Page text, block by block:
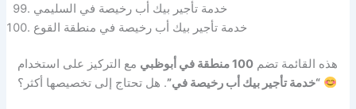
خدمة تأجير بيك أب رخيصة في السليمي
خدمة تأجير بيك أب رخيصة في منطقة القوع
هذه القائمة تضم 100 منطقة في أبوظبي
مع التركيز على استخدام
“خدمة تأجير بيك أب رخيصة في”